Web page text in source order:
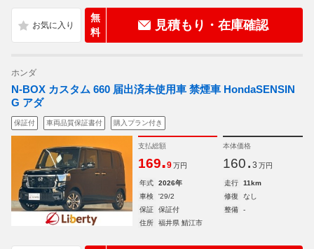
無
料
見積もり・在庫確認
ホンダ
N-BOX カスタム 660 届出済未使用車 禁煙車 HondaSENSIN
G アダ
保証付 車両品質保証書付 購入プラン付き
支払総額
169.9 万円
本体価格
160. 3 万円
年式 2026年 走行
11km
車検
'29/2 修復
なし
保証
保証付 整備
-
住所
福井県 鯖江市